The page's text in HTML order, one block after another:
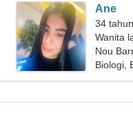
Ane
34
Wanita
Nou
Biologi,